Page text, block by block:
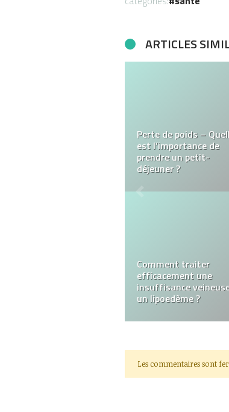
ARTICLES
PharmacyTalk.org : ce
qu’il faut savoir
Tout ce que vous
savoir sur les peelings
Les commentaires sont